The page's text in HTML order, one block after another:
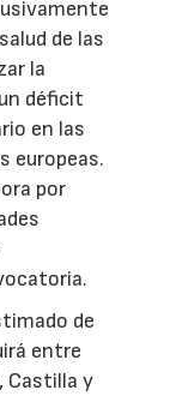
de las
la
déficit
en las
europeas.
por
de
entre
Castilla y